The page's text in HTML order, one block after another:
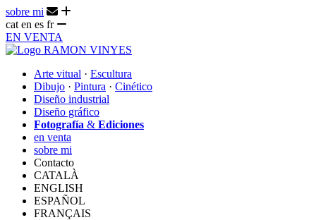
sobre mi
cat en es fr
EN VENTA
Arte vitual · Escultura
Dibujo · Pintura · Cinético
Diseño industrial
Diseño gráfico
Fotografía & Ediciones
en venta
sobre mi
Contacto
CATALÀ
ENGLISH
ESPAÑOL
FRANÇAIS